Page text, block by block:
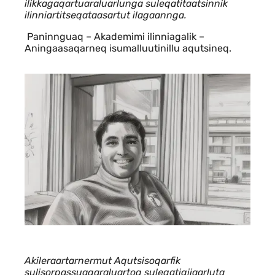
ilikkagaqartuaraluarlunga suleqatitaatsinnik
ilinniartitseqataasartut ilagaannga.
Paninnguaq – Akademimi ilinniagalik –
Aningaasaqarneq isumalluutinillu aqutsineq.
Akileraartarnermut Aqutsisoqarfik
sulisorpassuaqaraluartoq suleqatigiiaarluta